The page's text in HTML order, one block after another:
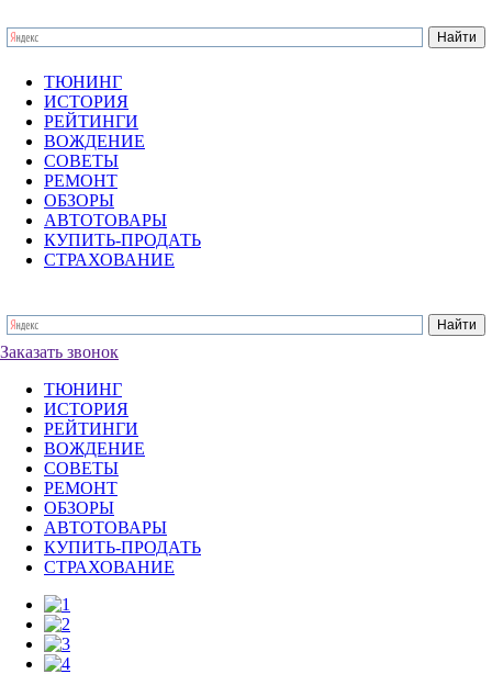
ТЮНИНГ
ИСТОРИЯ
РЕЙТИНГИ
ВОЖДЕНИЕ
СОВЕТЫ
РЕМОНТ
ОБЗОРЫ
АВТОТОВАРЫ
КУПИТЬ-ПРОДАТЬ
СТРАХОВАНИЕ
Заказать звонок
ТЮНИНГ
ИСТОРИЯ
РЕЙТИНГИ
ВОЖДЕНИЕ
СОВЕТЫ
РЕМОНТ
ОБЗОРЫ
АВТОТОВАРЫ
КУПИТЬ-ПРОДАТЬ
СТРАХОВАНИЕ